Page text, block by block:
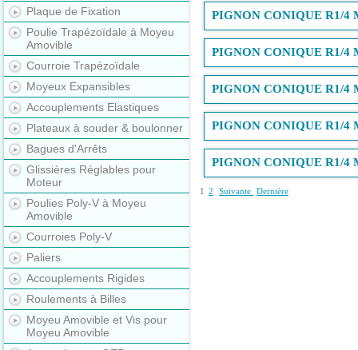
Plaque de Fixation
Poulie Trapézoïdale à Moyeu
Amovible
Courroie Trapézoïdale
Moyeux Expansibles
Accouplements Elastiques
Plateaux à souder & boulonner
Bagues d'Arrêts
Glissières Réglables pour
Moteur
Poulies Poly-V à Moyeu
Amovible
Courroies Poly-V
Paliers
Accouplements Rigides
Roulements à Billes
Moyeu Amovible et Vis pour
Moyeu Amovible
PIGNON CONIQUE R1/4
PIGNON CONIQUE R1/4
PIGNON CONIQUE R1/4
PIGNON CONIQUE R1/4
PIGNON CONIQUE R1/4
1 2 Suivante Dernière